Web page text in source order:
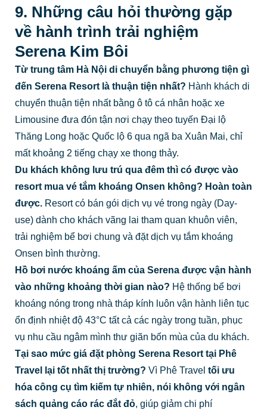
9. Những câu hỏi thường gặp
về hành trình trải nghiệm
Serena Kim Bôi
Từ trung tâm Hà Nội di chuyển bằng phương tiện gì
đến Serena Resort là thuận tiện nhất? Hành khách di
chuyển thuận tiện nhất bằng ô tô cá nhân hoặc xe
Limousine đưa đón tận nơi chạy theo tuyến Đại lộ
Thăng Long hoặc Quốc lộ 6 qua ngã ba Xuân Mai, chỉ
mất khoảng 2 tiếng chạy xe thong thảy.
Du khách không lưu trú qua đêm thì có được vào
resort mua vé tắm khoáng Onsen không? Hoàn toàn
được.Resort có bán gói dịch vụ vé trong ngày (Day-
use) dành cho khách vãng lai tham quan khuôn viên,
trải nghiệm bể bơi chung và đặt dịch vụ tắm khoáng
Onsen bình thường.
Hồ bơi nước khoáng ấm của Serena được vận hành
vào những khoảng thời gian nào? Hệ thống bể bơi
khoáng nóng trong nhà tháp kính luôn vận hành liên tục
ổn định nhiệt độ 43°C tất cả các ngày trong tuần, phục
vụ nhu cầu ngâm mình thư giãn bốn mùa của du khách.
Tại sao mức giá đặt phòng Serena Resort tại Phê
Travel lại tốt nhất thị trường? Vì Phê Travel tối ưu
hóa công cụ tìm kiếm tự nhiên, nói không với ngân
sách quảng cáo rác đắt đỏ, giúp giảm chi phí